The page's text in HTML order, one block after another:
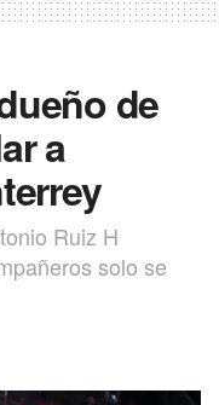
de
a
Ruiz H
solo se